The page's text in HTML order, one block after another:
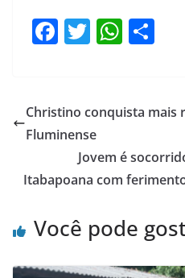
F
e
b
o
T
er
W
s
p
p
e
Christino conquista mais
Fluminense
Jovem é
Itabapoana com
Você pode